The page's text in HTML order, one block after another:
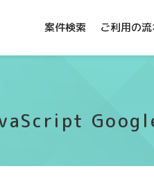
案件検索 ご利用の